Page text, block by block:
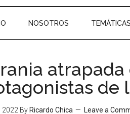
NOSOTROS TEMÁTICAS
de
2022 By Ricardo Chica Leave a